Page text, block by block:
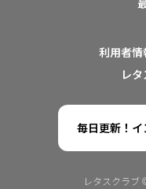
利用者
レ
毎日更新！イ
レタスクラブ